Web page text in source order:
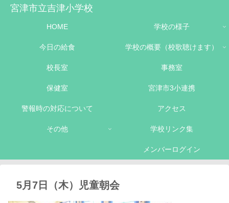
宮津市立吉津小学校
HOME 学校の様子
今日の給食 学校の概要（校歌聴けます）
校長室 事務室
保健室 宮津市3小連携
警報時の対応について アクセス
その他 学校リンク集
メンバーログイン
5月7日（木）児童朝会